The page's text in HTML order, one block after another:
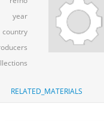
year
country
RELATED_MATERIALS